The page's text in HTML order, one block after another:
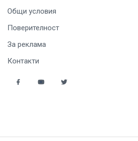
Общи условия
Поверителност
За реклама
Контакти